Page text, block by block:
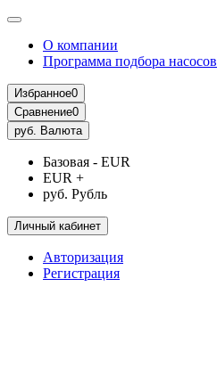
О компании
Программа подбора насосов
Избранное0
Сравнение0
руб. Валюта
Базовая - EUR
EUR +
руб. Рубль
Личный кабинет
Авторизация
Регистрация